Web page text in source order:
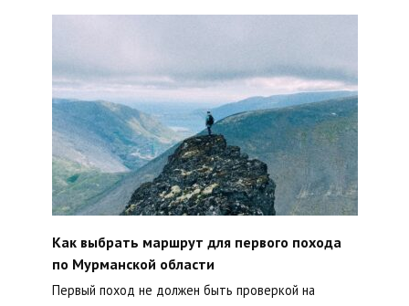
Как выбрать маршрут для первого похода
по Мурманской области
Первый поход не должен быть проверкой на